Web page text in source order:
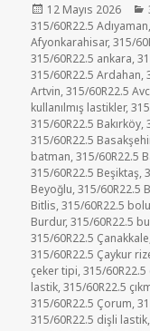
Yayın
tarihi
12 Mayıs 2026
315/60R22.5 Adıyaman
Afyonkarahisar,315/
315/60R22.5 ankara,
315/60R22.5 Ardahan,
Artvin,315/60R22.5
kullanılmış lastikler,
315/60R22.5 Bakırköy,
315/60R22.5
batman,315/60R22.5
315/60R22.5 Beşiktaş,
Beyoğlu,315/60R22.5
Bitlis,315/60R22.5 bolu
Burdur,315/60R22.5
315/60R22.5 Çanakkale
315/60R22.5 Çaykur
çeker tipi,315/
lastik,315/60R22.5
315/60R22.5 Çorum,
315/60R22.5 dişli lastik